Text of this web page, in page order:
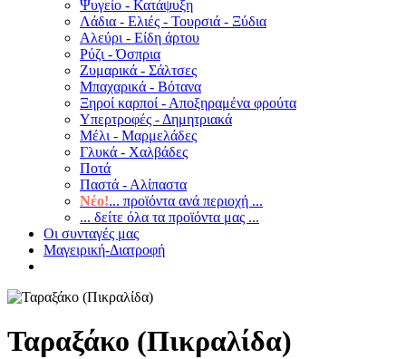
Ψυγείο - Κατάψυξη
Λάδια - Ελιές - Τουρσιά - Ξύδια
Αλεύρι - Είδη άρτου
Ρύζι - Όσπρια
Ζυμαρικά - Σάλτσες
Μπαχαρικά - Βότανα
Ξηροί καρποί - Αποξηραμένα φρούτα
Υπερτροφές - Δημητριακά
Μέλι - Μαρμελάδες
Γλυκά - Χαλβάδες
Ποτά
Παστά - Αλίπαστα
Νέο!... προϊόντα ανά περιοχή ...
... δείτε όλα τα προϊόντα μας ...
Οι συνταγές μας
Μαγειρική-Διατροφή
Ταραξάκο (Πικραλίδα)